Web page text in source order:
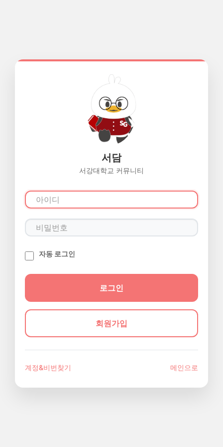
서담
서강대학교 커뮤니티
자동 로그인
회원가입
계정&비번찾기 메인으로